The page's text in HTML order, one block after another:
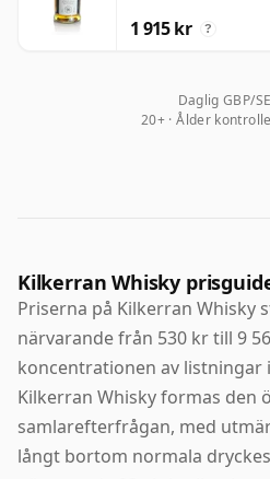
1 915 kr ?
Daglig GBP/
20+ · Ålder
Kilkerran Whisky
Priserna på Kilkerran Whisky
närvarande från 530 kr till 9
koncentrationen av listningar
Kilkerran Whisky formas den
samlarefterfrågan, med
långt bortom normala